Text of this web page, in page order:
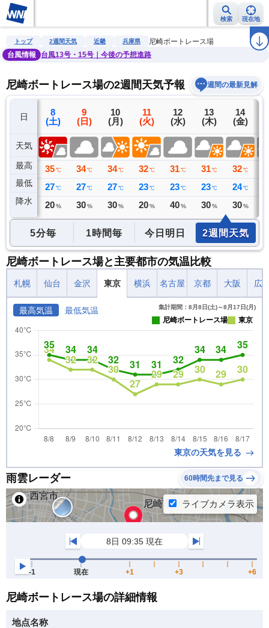
検索 現在地
雨雲レーダー 台風情報 地震情報 警報・注意報 2週間天気 ラ
トップ 2週間天気 近畿 兵庫県
尼崎ボートレース場
台風情報
台風13号・15号｜今後の予想進路
尼崎ボートレース場の2週間天気予報 週間の最新見解
日
天気
最高
最低
降水
7
(金)
36 ℃
28 ℃
0 ミリ
8
(土)
35 ℃
27 ℃
20 %
9
(日)
34 ℃
27 ℃
30 %
10
(月)
34 ℃
27 ℃
30 %
11
(火)
32 ℃
23 ℃
20 %
12
(水)
31 ℃
23 ℃
40 %
13
(木)
31 ℃
23 ℃
30 %
14
(金)
32 ℃
24 ℃
30 %
5分毎 1時間毎 今日明日 2週間天気
尼崎ボートレース場と主要都市の気温比較
札幌 仙台 金沢 東京 横浜 名古屋 京都 大阪 広
最高気温 最低気温 集計期間：8月8日(土)～8月17日(月)
尼崎ボートレース場 東京
東京の天気を見る
雨雲レーダー 60時間先まで見る
尼崎ボートレース場の詳細情報
地点名称